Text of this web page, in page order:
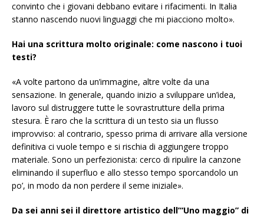
convinto che i giovani debbano evitare i rifacimenti. In Italia
stanno nascendo nuovi linguaggi che mi piacciono molto».
Hai una scrittura molto originale: come nascono i tuoi
testi?
«A volte partono da un’immagine, altre volte da una
sensazione. In generale, quando inizio a sviluppare un’idea,
lavoro sul distruggere tutte le sovrastrutture della prima
stesura. È raro che la scrittura di un testo sia un flusso
improvviso: al contrario, spesso prima di arrivare alla versione
definitiva ci vuole tempo e si rischia di aggiungere troppo
materiale. Sono un perfezionista: cerco di ripulire la canzone
eliminando il superfluo e allo stesso tempo sporcandolo un
po’, in modo da non perdere il seme iniziale».
Da sei anni sei il direttore artistico dell’“Uno maggio” di